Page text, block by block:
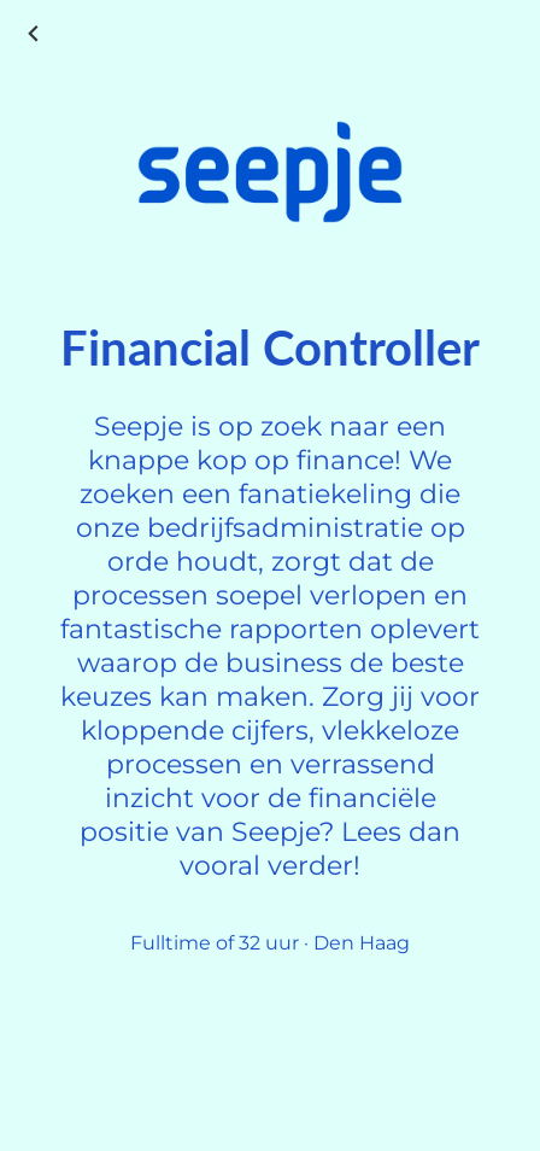
Financial Controller
Seepje is op zoek naar een
knappe kop op finance! We
zoeken een fanatiekeling die
onze bedrijfsadministratie op
orde houdt, zorgt dat de
processen soepel verlopen en
fantastische rapporten oplevert
waarop de business de beste
keuzes kan maken. Zorg jij voor
kloppende cijfers, vlekkeloze
processen en verrassend
inzicht voor de financiële
positie van Seepje? Lees dan
vooral verder!
Fulltime of 32 uur · Den Haag